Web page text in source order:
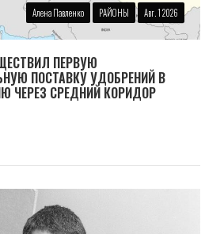
Алена Павленко РАЙОНЫ Авг. 1 2026
ПЕРВУЮ
ПОСТАВКУ УДОБРЕНИЙ В
ЧЕРЕЗ СРЕДНИЙ КОРИДОР